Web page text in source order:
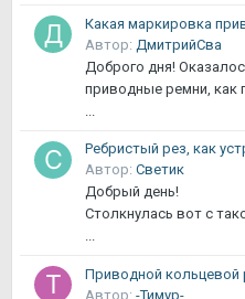
Автор: ДмитрийСва
Доброго дня!
приводные ремни, как
Ребристый рез, как
Автор: Светик
Добрый день!
Столкнулась вот с
...
Приводной кольцевой
Автор: -Тимур-